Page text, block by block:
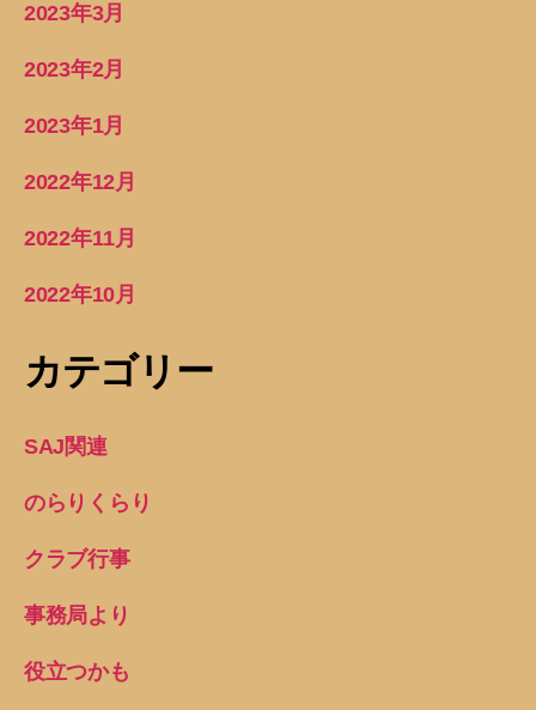
2023年3月
2023年2月
2023年1月
2022年12月
2022年11月
2022年10月
カテゴリー
SAJ関連
のらりくらり
クラブ行事
事務局より
役立つかも